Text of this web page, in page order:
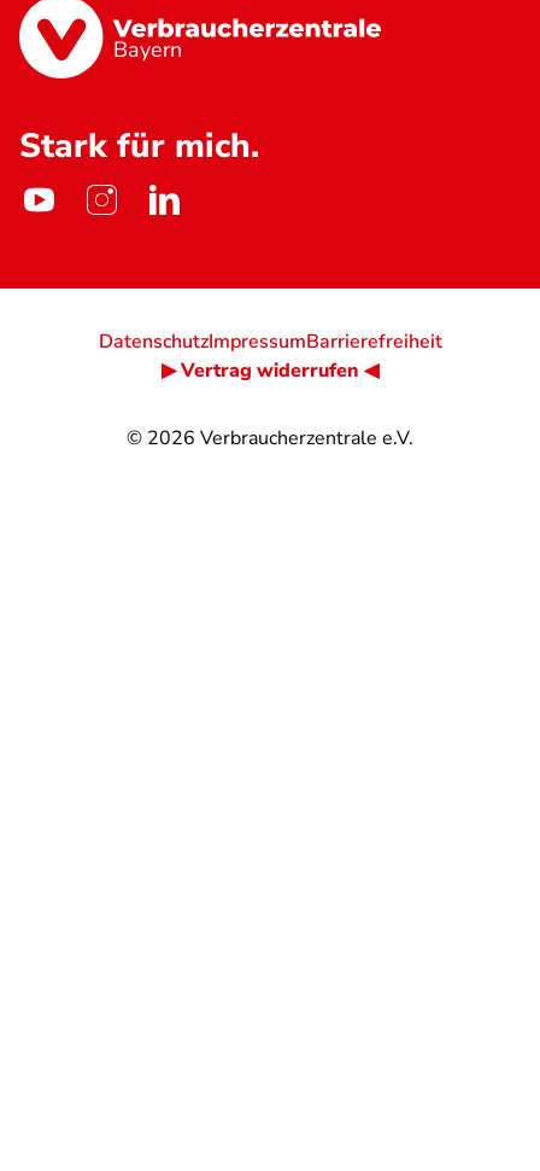
Bayern
Stark für mich.
© 2026 Verbraucherzentrale e.V.
DatenschutzImpressumBarrierefreiheit
▶ Vertrag widerrufen ◀